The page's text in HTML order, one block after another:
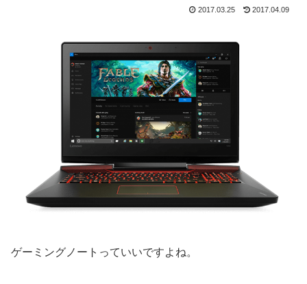
2017.03.25 2017.04.09
ゲーミングノートっていいですよね。